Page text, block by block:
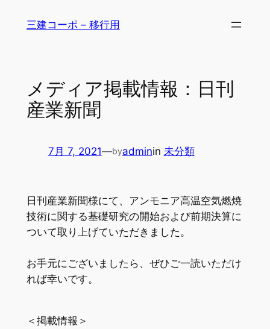
三建コーポ – 移行用
メディア掲載情報：日刊
産業新聞
7月 7, 2021—byadminin 未分類
日刊産業新聞様にて、アンモニア高温空気燃焼
技術に関する基礎研究の開始および前期決算に
ついて取り上げていただきました。
お手元にございましたら、ぜひご一読いただけ
れば幸いです。
＜掲載情報＞